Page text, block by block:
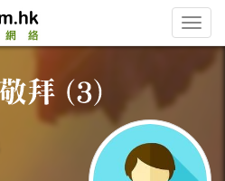
Toggle